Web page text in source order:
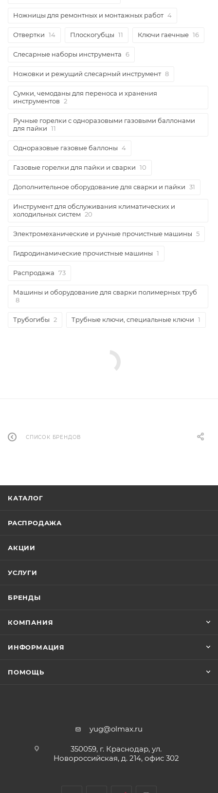
Ножницы для ремонтных и монтажных работ 4
Отвертки 14 Плоскогубцы 11 Ключи гаечные 16
Слесарные наборы инструмента 6
Ножовки и режущий слесарный инструмент 8
Сумки, чемоданы для переноса и хранения
инструментов 2
Ручные горелки с одноразовыми газовыми баллонами
для пайки 11
Одноразовые газовые баллоны 4
Газовые горелки для пайки и сварки 10
Дополнительное оборудование для сварки и пайки 31
Инструмент для обслуживания климатических и
холодильных систем 20
Электромеханические и ручные прочистные машины 5
Гидродинамические прочистные машины 1
Распродажа 73
Машины и оборудование для сварки полимерных труб
8
Трубогибы 2 Трубные ключи, специальные ключи 1
СПИСОК БРЕНДОВ
КАТАЛОГ
РАСПРОДАЖА
АКЦИИ
УСЛУГИ
БРЕНДЫ
КОМПАНИЯ
ИНФОРМАЦИЯ
ПОМОЩЬ
yug@olmax.ru
350059, г. Краснодар, ул.
Новороссийская, д. 214, офис 302